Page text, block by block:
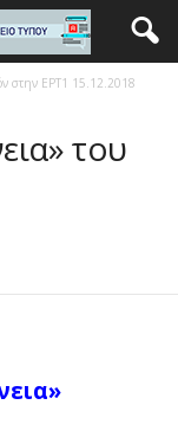
στην ΕΡΤ1 15.12.2018
του